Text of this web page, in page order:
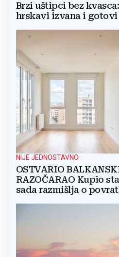
Brzi uštipci bez
hrskavi izvana i gotovi
NIJE JEDNOSTAVNO
OSTVARIO
RAZOČARAO Kupio
sada razmišlja o